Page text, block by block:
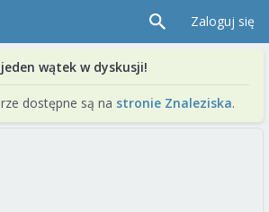
Zaloguj się
wątek w dyskusji!
dostępne są na stronie Znaleziska.